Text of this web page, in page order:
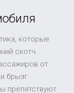
которые
скотч.
от
брызг
препятствуют